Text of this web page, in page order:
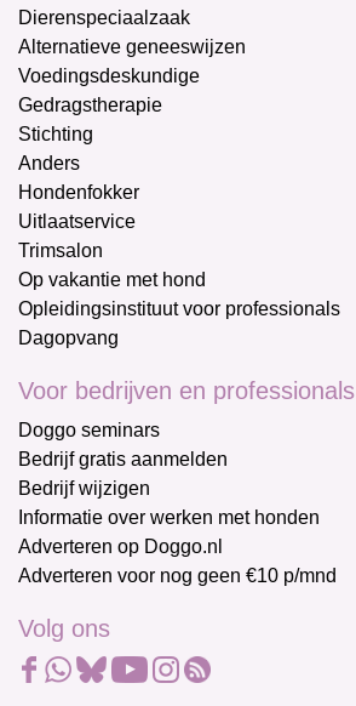
Dierenspeciaalzaak
Alternatieve geneeswijzen
Voedingsdeskundige
Gedragstherapie
Stichting
Anders
Hondenfokker
Uitlaatservice
Trimsalon
Op vakantie met hond
Opleidingsinstituut voor professionals
Dagopvang
Voor bedrijven en professionals
Doggo seminars
Bedrijf gratis aanmelden
Bedrijf wijzigen
Informatie over werken met honden
Adverteren op Doggo.nl
Adverteren voor nog geen €10 p/mnd
Volg ons